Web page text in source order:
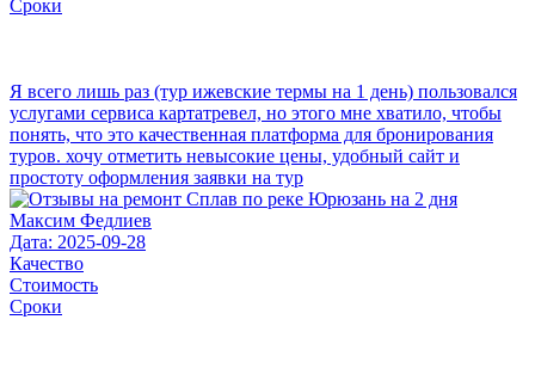
Сроки
Я всего лишь раз (тур ижевские термы на 1 день) пользовался
услугами сервиса картатревел, но этого мне хватило, чтобы
понять, что это качественная платформа для бронирования
туров. хочу отметить невысокие цены, удобный сайт и
простоту оформления заявки на тур
Максим Федлиев
Дата: 2025-09-28
Качество
Стоимость
Сроки